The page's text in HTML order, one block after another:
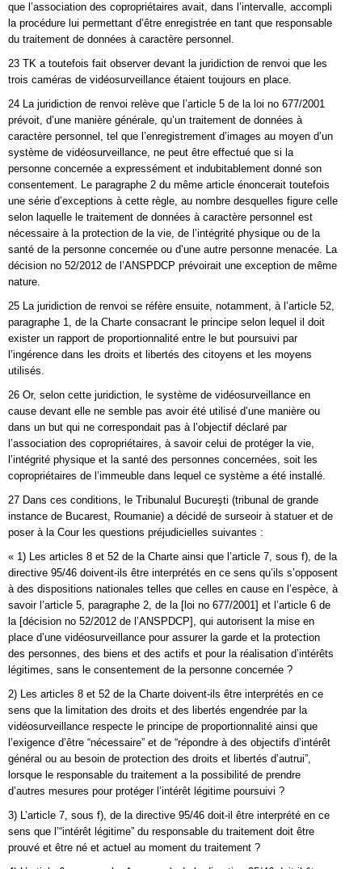
que l’association des copropriétaires avait, dans l’intervalle, accompli
la procédure lui permettant d’être enregistrée en tant que responsable
du traitement de données à caractère personnel.
23 TK a toutefois fait observer devant la juridiction de renvoi que les
trois caméras de vidéosurveillance étaient toujours en place.
24 La juridiction de renvoi relève que l’article 5 de la loi no 677/2001
prévoit, d’une manière générale, qu’un traitement de données à
caractère personnel, tel que l’enregistrement d’images au moyen d’un
système de vidéosurveillance, ne peut être effectué que si la
personne concernée a expressément et indubitablement donné son
consentement. Le paragraphe 2 du même article énoncerait toutefois
une série d’exceptions à cette règle, au nombre desquelles figure celle
selon laquelle le traitement de données à caractère personnel est
nécessaire à la protection de la vie, de l’intégrité physique ou de la
santé de la personne concernée ou d’une autre personne menacée. La
décision no 52/2012 de l’ANSPDCP prévoirait une exception de même
nature.
25 La juridiction de renvoi se réfère ensuite, notamment, à l’article 52,
paragraphe 1, de la Charte consacrant le principe selon lequel il doit
exister un rapport de proportionnalité entre le but poursuivi par
l’ingérence dans les droits et libertés des citoyens et les moyens
utilisés.
26 Or, selon cette juridiction, le système de vidéosurveillance en
cause devant elle ne semble pas avoir été utilisé d’une manière ou
dans un but qui ne correspondait pas à l’objectif déclaré par
l’association des copropriétaires, à savoir celui de protéger la vie,
l’intégrité physique et la santé des personnes concernées, soit les
copropriétaires de l’immeuble dans lequel ce système a été installé.
27 Dans ces conditions, le Tribunalul Bucureşti (tribunal de grande
instance de Bucarest, Roumanie) a décidé de surseoir à statuer et de
poser à la Cour les questions préjudicielles suivantes :
« 1) Les articles 8 et 52 de la Charte ainsi que l’article 7, sous f), de la
directive 95/46 doivent-ils être interprétés en ce sens qu’ils s’opposent
à des dispositions nationales telles que celles en cause en l’espèce, à
savoir l’article 5, paragraphe 2, de la [loi no 677/2001] et l’article 6 de
la [décision no 52/2012 de l’ANSPDCP], qui autorisent la mise en
place d’une vidéosurveillance pour assurer la garde et la protection
des personnes, des biens et des actifs et pour la réalisation d’intérêts
légitimes, sans le consentement de la personne concernée ?
2) Les articles 8 et 52 de la Charte doivent-ils être interprétés en ce
sens que la limitation des droits et des libertés engendrée par la
vidéosurveillance respecte le principe de proportionnalité ainsi que
l’exigence d’être “nécessaire” et de “répondre à des objectifs d’intérêt
général ou au besoin de protection des droits et libertés d’autrui”,
lorsque le responsable du traitement a la possibilité de prendre
d’autres mesures pour protéger l’intérêt légitime poursuivi ?
3) L’article 7, sous f), de la directive 95/46 doit-il être interprété en ce
sens que l’“intérêt légitime” du responsable du traitement doit être
prouvé et être né et actuel au moment du traitement ?